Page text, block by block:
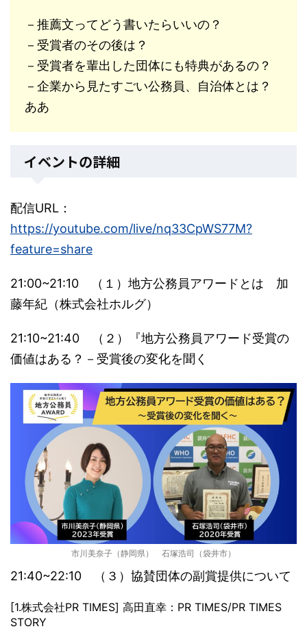
－推薦文ってどう書いたらいいの？
－受賞者のその後は？
－受賞者を輩出した団体にも特典があるの？
－企業から見たすごい公務員、自治体とは？
ああ
イベントの詳細
配信URL：
https://youtube.com/live/nq33CpWS77M?
feature=share
21:00~21:10 （１）地方公務員アワードとは 加
藤年紀（株式会社ホルグ）
21:10~21:40 （２）『地方公務員アワード受賞の
価値はある？－受賞後の変化を聞く
市川美奈子（静岡県） 石塚浩司（袋井市）
21:40~22:10 （３）協賛団体の副賞提供について
[1.株式会社PR TIMES] 高田直幸：PR TIMES/PR TIMES
STORY